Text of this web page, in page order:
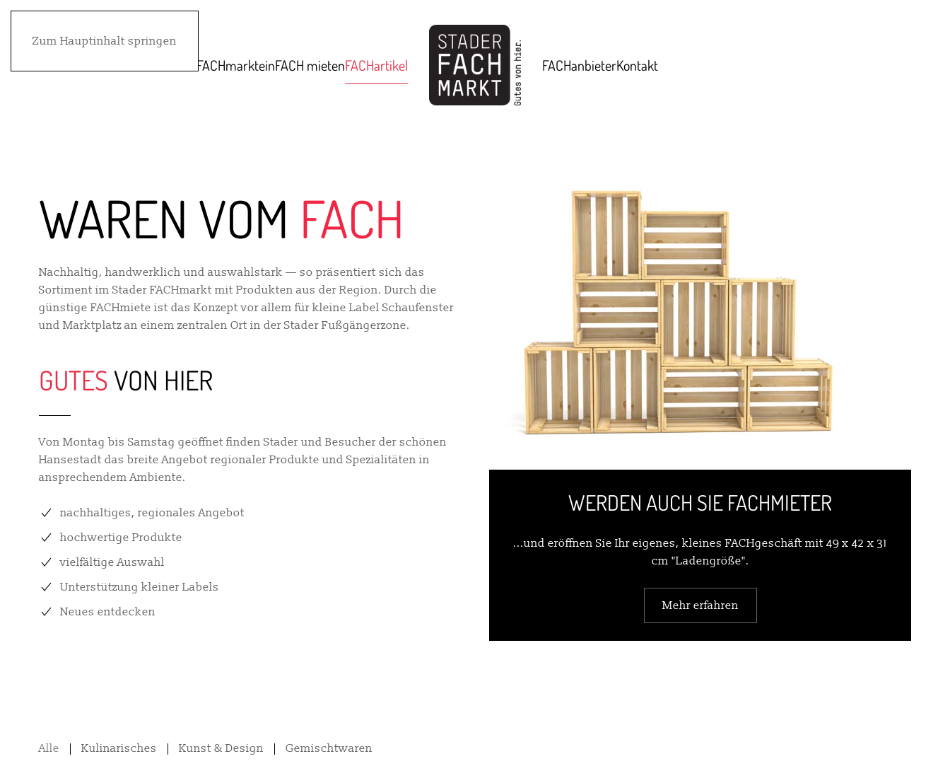
Zum Hauptinhalt springen
FACHmarkteinFACH mietenFACHartikel FACHanbieterKontakt
WAREN VOM FACH
Nachhaltig, handwerklich und auswahlstark — so präsentiert sich das
Sortiment im Stader FACHmarkt mit Produkten aus der Region. Durch die
günstige FACHmiete ist das Konzept vor allem für kleine Label Schaufenster
und Marktplatz an einem zentralen Ort in der Stader Fußgängerzone.
GUTESVON HIER
Von Montag bis Samstag geöffnet finden Stader und Besucher der schönen
Hansestadt das breite Angebot regionaler Produkte und Spezialitäten in
ansprechendem Ambiente.
nachhaltiges, regionales Angebot
hochwertige Produkte
vielfältige Auswahl
Unterstützung kleiner Labels
Neues entdecken
WERDEN AUCH SIE FACHMIETER
...und eröffnen Sie Ihr eigenes, kleines FACHgeschäft mit 49 x 42 x 31
cm "Ladengröße".
Mehr erfahren
Alle Kulinarisches Kunst & Design Gemischtwaren